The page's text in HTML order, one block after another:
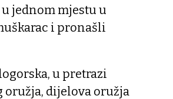
jednom mjestu u
i pronašli
u pretrazi
oružja, dijelova oružja